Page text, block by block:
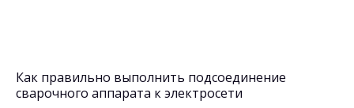
Как правильно выполнить подсоединение
сварочного аппарата к электросети